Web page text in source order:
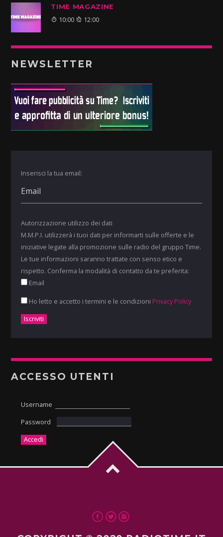
TIME MAGAZINE
10:00 12:00
NEWSLETTER
Inserisci la tua email:
Autorizzazione utilizzo dei dati
M.M.P.I. utilizzerà i tuoi dati per informarti sulle offerte e le
iniziative legate alla promozione sulle radio del gruppo Time.
Le tue informazioni saranno trattate con senso etico e
rispetto. Conferma la modalità di contatto da te preferita:
Email
Ho letto e accetto i termini e le condizioni Privacy Policy
ACCESSO UTENTI
Username
Password